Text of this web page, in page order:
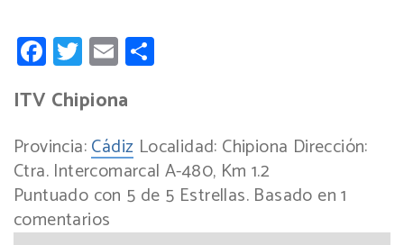
Facebook
Twitter
Email
ITV Chipiona
Provincia:Cádiz Localidad: Chipiona Dirección:
Ctra. Intercomarcal A-480, Km 1.2
Puntuado con 5 de 5 Estrellas. Basado en1
comentarios